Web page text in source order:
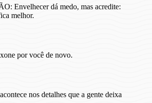
Envelhecer dá medo, mas acredite:
melhor.
por você de novo.
nos detalhes que a gente deixa